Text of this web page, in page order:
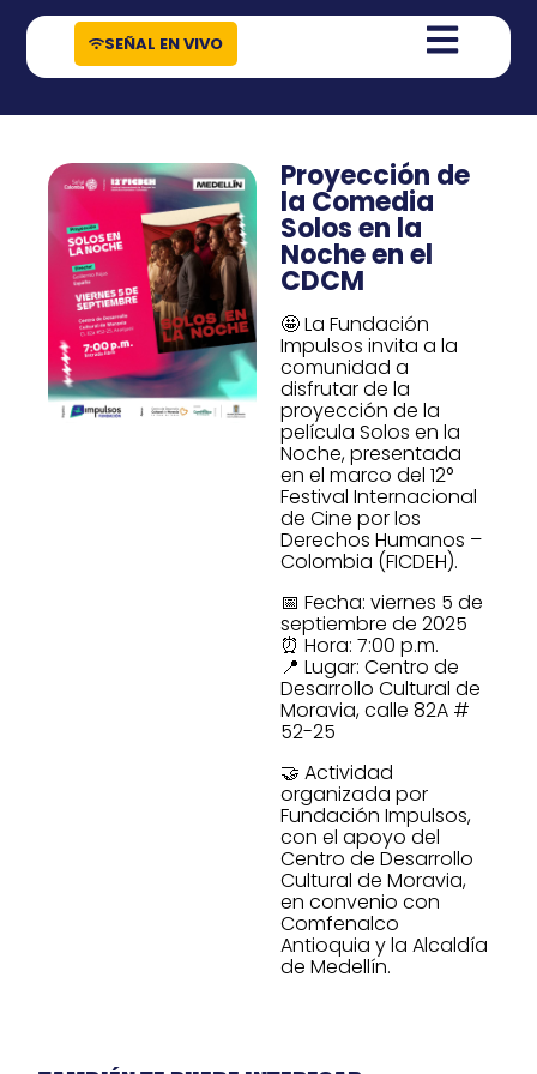
contenido
SEÑAL EN VIVO
Proyección de
la Comedia
Solos en la
Noche en el
CDCM
🤩 La Fundación
Impulsos invita a la
comunidad a
disfrutar de la
proyección de la
película Solos en la
Noche, presentada
en el marco del 12°
Festival Internacional
de Cine por los
Derechos Humanos –
Colombia (FICDEH).
📅 Fecha: viernes 5 de
septiembre de 2025
⏰ Hora: 7:00 p.m.
📍 Lugar: Centro de
Desarrollo Cultural de
Moravia, calle 82A #
52-25
🤝 Actividad
organizada por
Fundación Impulsos,
con el apoyo del
Centro de Desarrollo
Cultural de Moravia,
en convenio con
Comfenalco
Antioquia y la Alcaldía
de Medellín.